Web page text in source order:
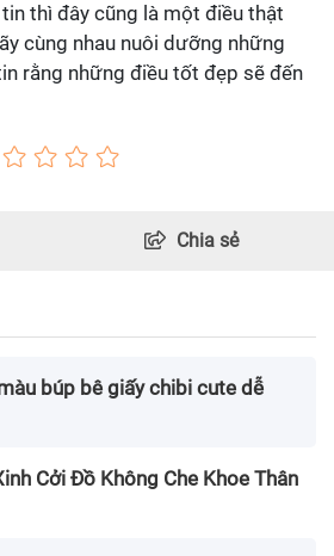
thì đây cũng là một điều thật
cùng nhau nuôi dưỡng những
rằng những điều tốt đẹp sẽ đến
Chia sẻ
búp bê giấy chibi cute dễ
Cởi Đồ Không Che Khoe Thân